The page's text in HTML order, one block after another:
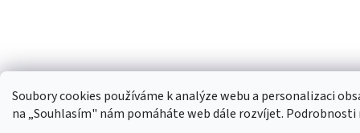
Soubory cookies používáme k analýze webu a personalizaci
na „Souhlasím" nám pomáháte web dále rozvíjet.